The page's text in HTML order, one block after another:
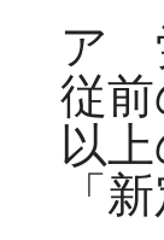
ア
従
以
「